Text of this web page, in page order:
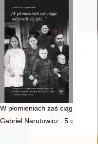
i tablice pamiątkowe
W płomieniach zaś ciągle
"Poza. Historie kobiet
Gabriel Narutowicz : 5 dni i